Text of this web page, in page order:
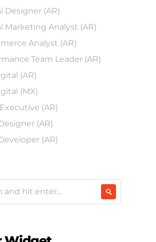
Designer (AR)
Marketing Analyst (AR)
Analyst (AR)
Team Leader (AR)
(AR)
(MX)
(AR)
(AR)
(AR)